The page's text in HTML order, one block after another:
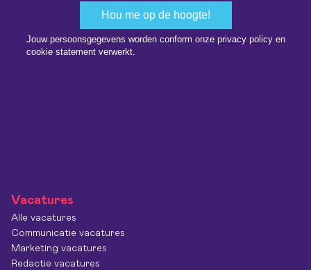
Vacatures
Alle vacatures
Communicatie vacatures
Marketing vacatures
Redactie vacatures